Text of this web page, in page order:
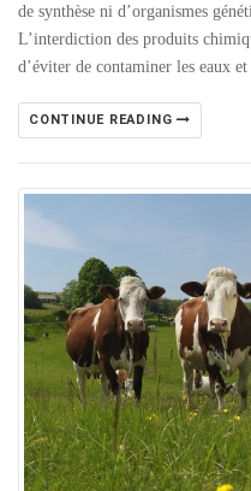
de synthèse ni d’organismes
L’interdiction des produits
d’éviter de contaminer les eaux
CONTINUE READING